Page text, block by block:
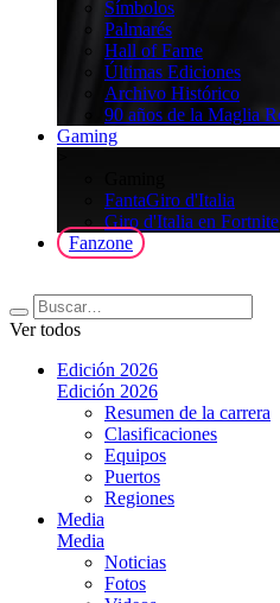
Símbolos
Palmarés
Hall of Fame
Últimas Ediciones
Archivo Histórico
90 años de la Maglia
Gaming
FantaGiro d'Italia
Giro d'Italia en Fortnite
Fanzone
Ver todos
Edición 2026
Edición 2026
Resumen de la carrera
Clasificaciones
Equipos
Puertos
Regiones
Media
Media
Noticias
Fotos